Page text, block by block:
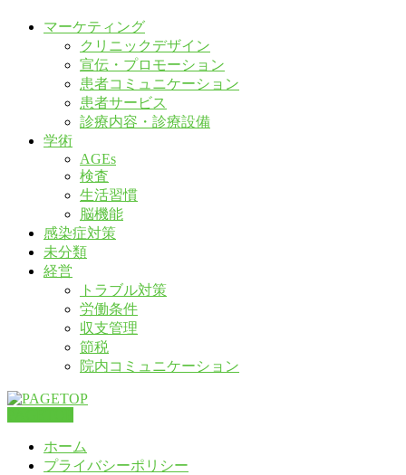
マーケティング
クリニックデザイン
宣伝・プロモーション
患者コミュニケーション
患者サービス
診療内容・診療設備
学術
AGEs
検査
生活習慣
脳機能
感染症対策
未分類
経営
トラブル対策
労働条件
収支管理
節税
院内コミュニケーション
ホーム
プライバシーポリシー